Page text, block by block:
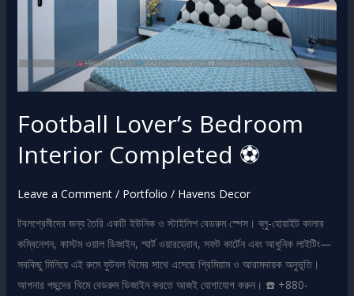
Football Lover’s Bedroom
Interior Completed ⚽
Leave a Comment / Portfolio / Havens Decor
টবলপ্রেমীদের জন্য তৈরি একটি ইউনিক ও স্টাইলিশ বেডরুম স্পেস। ব্লু-হোয়াইট কালার
কম্বিনেশন, কাস্টম ওয়াল ডিজাইন, স্মার্ট ওয়ারড্রোব, সফট কার্টেন এবং আধুনিক লাইটিং—
সবকিছু মিলিয়ে এই রুমে ফুটবল থিমের সাথে এসেছে প্রিমিয়াম ও আরামদায়ক অনুভূতি।
আপনার পছন্দের থিমে বেডরুম ডিজাইন করতে আজই যোগাযোগ করুন। ☎️ +880-